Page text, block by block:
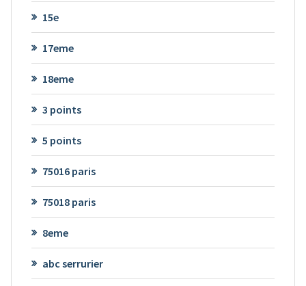
15e
17eme
18eme
3 points
5 points
75016 paris
75018 paris
8eme
abc serrurier